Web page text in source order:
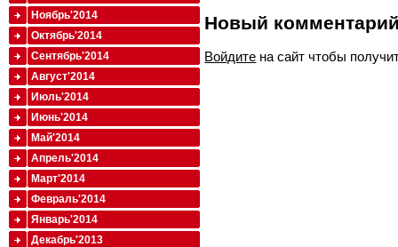
Новый
Войдите на сайт чтобы
Ноябрь'2014
Октябрь'2014
Сентябрь'2014
Август'2014
Июль'2014
Июнь'2014
Май'2014
Апрель'2014
Март'2014
Февраль'2014
Январь'2014
Декабрь'2013